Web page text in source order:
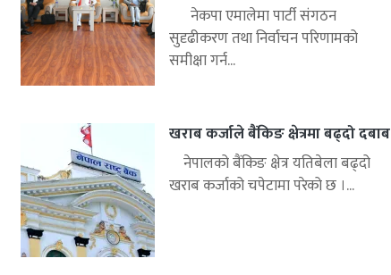
नेकपा एमालेमा पार्टी संगठन
सुदृढीकरण तथा निर्वाचन परिणामको
समीक्षा गर्न...
खराब कर्जाले बैंकिङ क्षेत्रमा बढ्दो दबाब
नेपालको बैंकिङ क्षेत्र यतिबेला बढ्दो
खराब कर्जाको चपेटामा परेको छ ।...